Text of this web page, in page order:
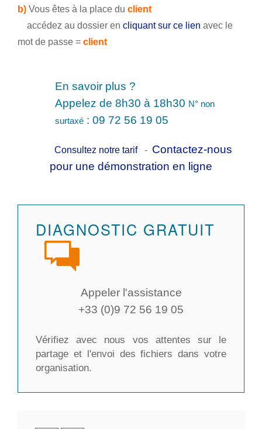
b) Vous êtes à la place du client
accédez au dossier en cliquant sur ce lien avec le
mot de passe = client
En savoir plus ?
Appelez de 8h30 à 18h30 N° non
surtaxé : 09 72 56 19 05
Consultez notre tarif- Contactez-nous
pour une démonstration en ligne
DIAGNOSTIC GRATUIT
Appeler l'assistance
+33 (0)9 72 56 19 05
Vérifiez avec nous vos attentes sur le
partage et l'envoi des fichiers dans votre
organisation.